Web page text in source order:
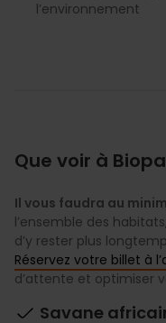
l’environnement
Que voir à
Il vous faudra au
l’ensemble des
d’y rester plus
Réservez votre billet à
d’attente et optimiser
Savane